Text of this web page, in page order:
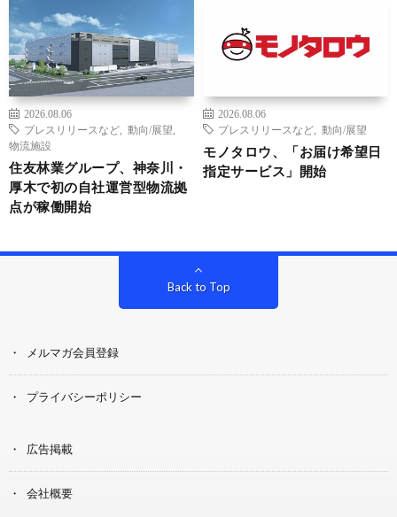
2026.08.06
プレスリリースなど
動向/展望
物流施設
住友林業グループ、神奈川・
厚木で初の自社運営型物流拠
点が稼働開始
2026.08.06
プレスリリースなど
動向/展望
モノタロウ、「お届け希望日
指定サービス」開始
Back to Top
メルマガ会員登録
プライバシーポリシー
広告掲載
会社概要